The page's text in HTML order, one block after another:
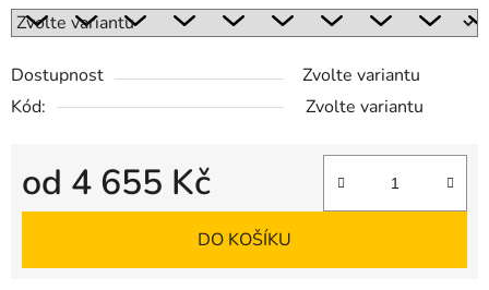
Dostupnost
Zvolte variantu
Kód:
Zvolte variantu
od 4 655 Kč
Měrná cena:
DO KOŠÍKU